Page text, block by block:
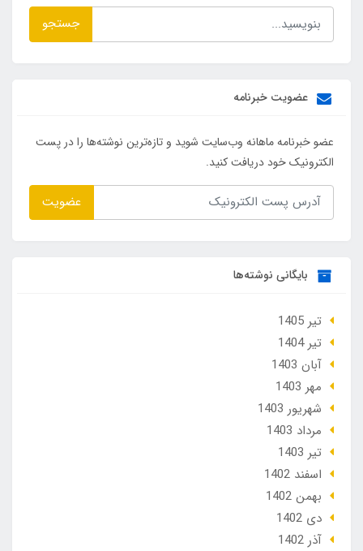
جستجو
عضویت خبرنامه
عضو خبرنامه ماهانه وب‌سایت شوید و تازه‌ترین نوشته‌ها را در پست
الکترونیک خود دریافت کنید.
عضویت
بایگانی نوشته‌ها
تير 1405
تير 1404
آبان 1403
مهر 1403
شهریور 1403
مرداد 1403
تير 1403
اسفند 1402
بهمن 1402
دی 1402
آذر 1402